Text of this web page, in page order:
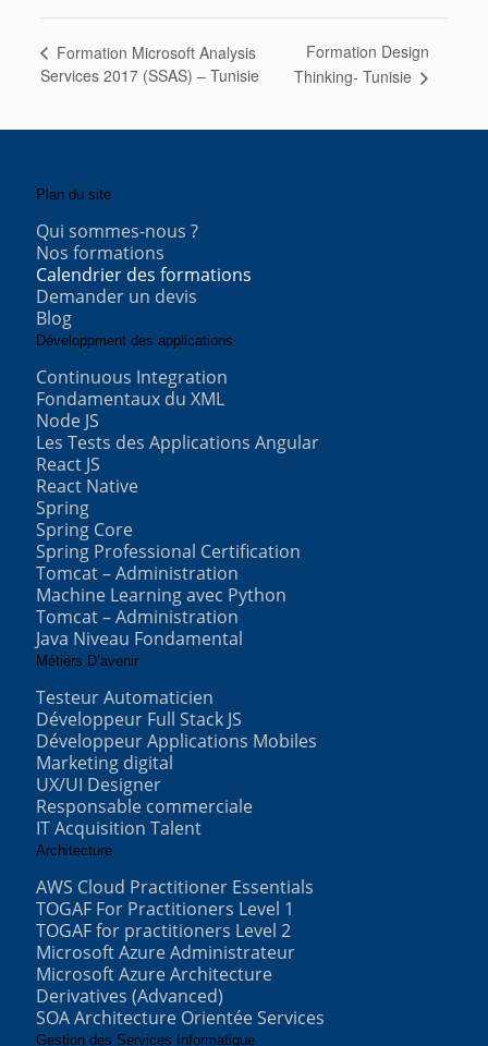
Formation Microsoft Analysis
Services 2017 (SSAS) – Tunisie
Formation Design
Thinking- Tunisie
Plan du site
Qui sommes-nous ?
Nos formations
Calendrier des formations
Demander un devis
Blog
Développment des applications
Continuous Integration
Fondamentaux du XML
Node JS
Les Tests des Applications Angular
React JS
React Native
Spring
Spring Core
Spring Professional Certification
Tomcat – Administration
Machine Learning avec Python
Tomcat – Administration
Java Niveau Fondamental
Métiers D’avenir
Testeur Automaticien
Développeur Full Stack JS
Développeur Applications Mobiles
Marketing digital
UX/UI Designer
Responsable commerciale
IT Acquisition Talent
Architecture
AWS Cloud Practitioner Essentials
TOGAF For Practitioners Level 1
TOGAF for practitioners Level 2
Microsoft Azure Administrateur
Microsoft Azure Architecture
Derivatives (Advanced)
SOA Architecture Orientée Services
Gestion des Services Informatique